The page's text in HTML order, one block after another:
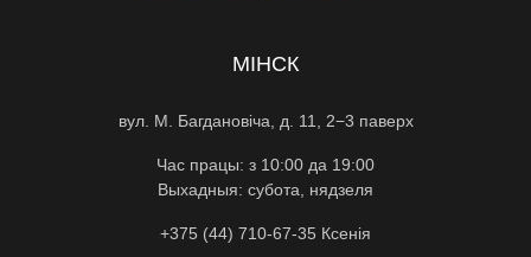
МІНСК
вул. М. Багдановіча, д. 11, 2−3 паверх
Час працы: з 10:00 да 19:00
Выхадныя: субота, нядзеля
+375 (44) 710-67-35 Ксенiя